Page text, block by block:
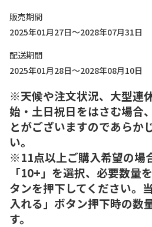
販売期間
2025年01月27日～2028年07月31日
配送期間
2025年01月28日～2028年08月10日
※天候や注文状況、大型連
始・土日祝日をはさむ場合
とがございますのであらか
い。
※11点以上ご購入希望の場
「10+」を選択、必要数量
タンを押下してください。
入れる」ボタン押下時の数
す。